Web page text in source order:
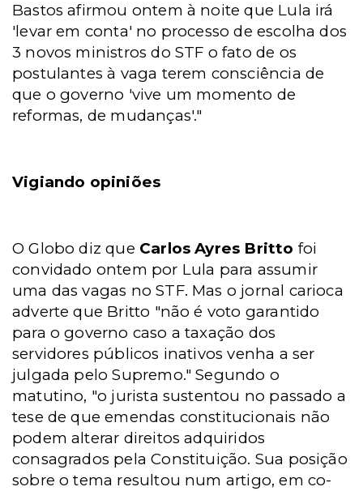
Bastos afirmou ontem à noite que Lula irá
'levar em conta' no processo de escolha dos
3 novos ministros do STF o fato de os
postulantes à vaga terem consciência de
que o governo 'vive um momento de
reformas, de mudanças'."
Vigiando opiniões
O Globo diz que Carlos Ayres Britto foi
convidado ontem por Lula para assumir
uma das vagas no STF. Mas o jornal carioca
adverte que Britto "não é voto garantido
para o governo caso a taxação dos
servidores públicos inativos venha a ser
julgada pelo Supremo." Segundo o
matutino, "o jurista sustentou no passado a
tese de que emendas constitucionais não
podem alterar direitos adquiridos
consagrados pela Constituição. Sua posição
sobre o tema resultou num artigo, em co-